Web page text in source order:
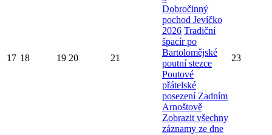
17 18 19 20 21
Dobročinný
pochod Jevíčko
2026 Tradiční
špacír po
Bartolomějské
poutní stezce
Poutové
přátelské
posezení Zadním
Arnoštově
Zobrazit všechny
záznamy ze dne
23